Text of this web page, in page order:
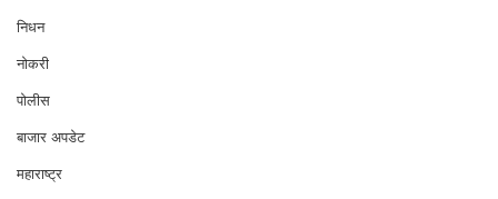
निधन
नोकरी
पोलीस
बाजार अपडेट
महाराष्ट्र